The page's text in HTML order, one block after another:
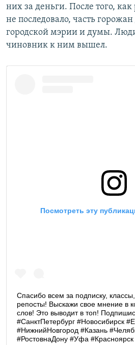
них за деньги. После того,
не последовало, часть
городской мэрии и думы.
чиновник к ним вышел.